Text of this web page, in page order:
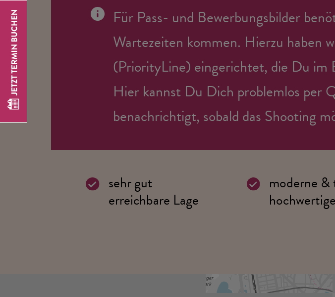
Für Pass- und Bewerbungsbilder
Wartezeiten kommen. Hierzu haben
(PriorityLine) eingerichtet, die Du im
Hier kannst Du Dich problemlos per
benachrichtigt, sobald das Shooting
sehr gut
erreichbare Lage
moderne &